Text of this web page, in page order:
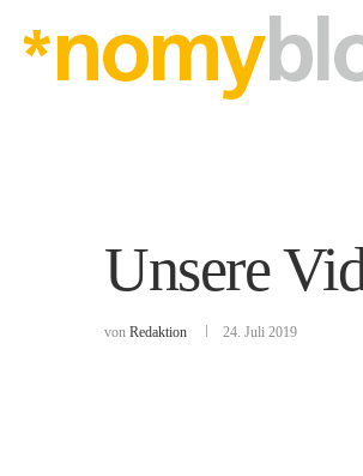
Unsere
von Redaktion 24. Juli 2019